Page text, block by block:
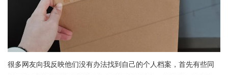
很多网友向我反映他们没有办法找到自己的个人档案，首先有些同